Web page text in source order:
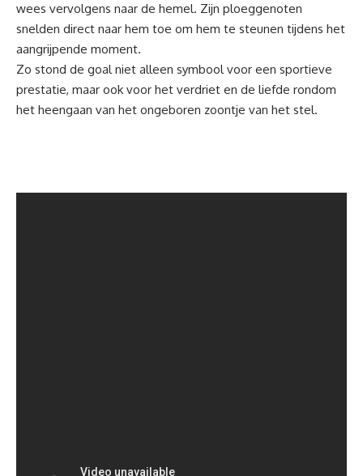
wees vervolgens naar de hemel. Zijn ploeggenoten
snelden direct naar hem toe om hem te steunen tijdens het
aangrijpende moment.
Zo stond de goal niet alleen symbool voor een sportieve
prestatie, maar ook voor het verdriet en de liefde rondom
het heengaan van het ongeboren zoontje van het stel.